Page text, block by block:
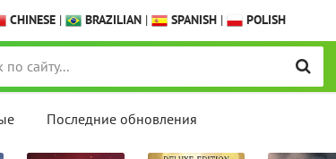
CHINESE | BRAZILIAN | SPANISH | POLISH
Последние обновления